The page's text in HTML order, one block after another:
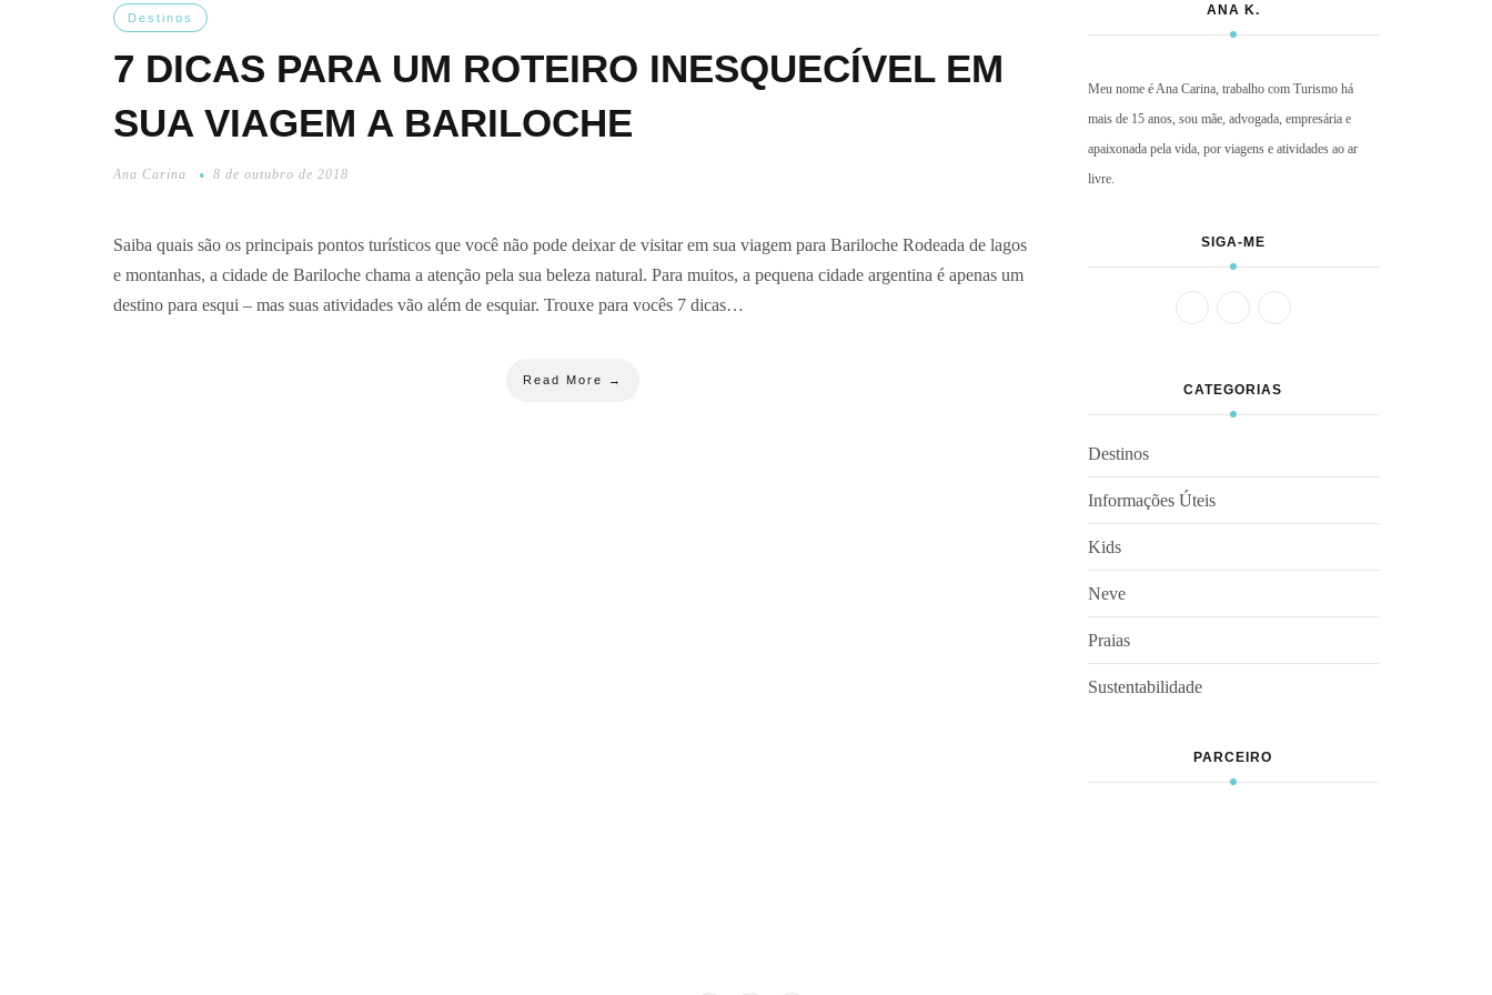
Destinos
7 DICAS PARA UM ROTEIRO INESQUECÍVEL EM
SUA VIAGEM A BARILOCHE
Ana Carina 8 de outubro de 2018
Saiba quais são os principais pontos turísticos que você não pode deixar de visitar em sua viagem para Bariloche Rodeada de lagos
e montanhas, a cidade de Bariloche chama a atenção pela sua beleza natural. Para muitos, a pequena cidade argentina é apenas um
destino para esqui – mas suas atividades vão além de esquiar. Trouxe para vocês 7 dicas…
Read More →
ANA K.
Meu nome é Ana Carina, trabalho com Turismo há
mais de 15 anos, sou mãe, advogada, empresária e
apaixonada pela vida, por viagens e atividades ao ar
livre.
SIGA-ME
CATEGORIAS
Destinos
Informações Úteis
Kids
Neve
Praias
Sustentabilidade
PARCEIRO